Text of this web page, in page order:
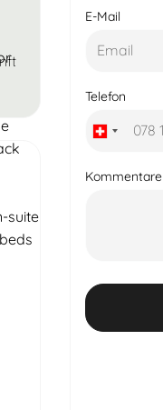
suite
E-Mail
Telefon
Kommentare